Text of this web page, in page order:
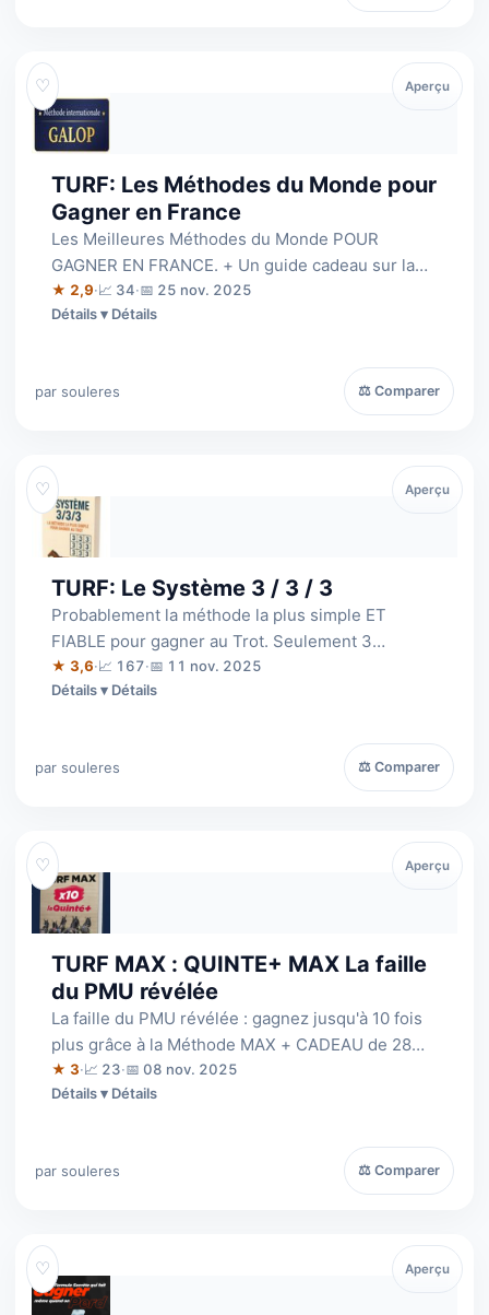
♡
TURF: Les Méthodes du Monde pour
Gagner en France
Les Meilleures Méthodes du Monde POUR
GAGNER EN FRANCE. + Un guide cadeau sur la
façon de contrer les G.P.I.
★ 2,9·📈 34·📅 25 nov. 2025
Détails
par souleres ⚖ Comparer
Aperçu
♡
TURF: Le Système 3 / 3 / 3
Probablement la méthode la plus simple ET
FIABLE pour gagner au Trot. Seulement 3
minutes par course pour atteindre jusqu'à 9 987…
★ 3,6·📈 167·📅 11 nov. 2025
Détails
par souleres ⚖ Comparer
Aperçu
♡
TURF MAX : QUINTE+ MAX La faille
du PMU révélée
La faille du PMU révélée : gagnez jusqu'à 10 fois
plus grâce à la Méthode MAX + CADEAU de 28
euros
★ 3·📈 23·📅 08 nov. 2025
Détails
par souleres ⚖ Comparer
Aperçu
♡ Aperçu